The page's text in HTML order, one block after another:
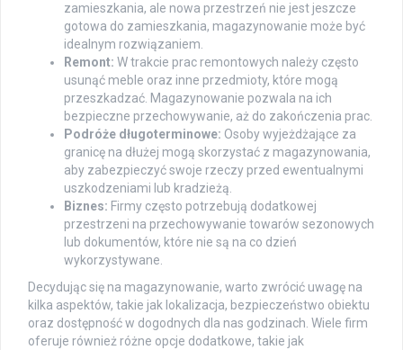
zamieszkania, ale nowa przestrzeń nie jest jeszcze
gotowa do zamieszkania, magazynowanie może być
idealnym rozwiązaniem.
Remont: W trakcie prac remontowych należy często
usunąć meble oraz inne przedmioty, które mogą
przeszkadzać. Magazynowanie pozwala na ich
bezpieczne przechowywanie, aż do zakończenia prac.
Podróże długoterminowe: Osoby wyjeżdżające za
granicę na dłużej mogą skorzystać z magazynowania,
aby zabezpieczyć swoje rzeczy przed ewentualnymi
uszkodzeniami lub kradzieżą.
Biznes: Firmy często potrzebują dodatkowej
przestrzeni na przechowywanie towarów sezonowych
lub dokumentów, które nie są na co dzień
wykorzystywane.
Decydując się na magazynowanie, warto zwrócić uwagę na
kilka aspektów, takie jak lokalizacja, bezpieczeństwo obiektu
oraz dostępność w dogodnych dla nas godzinach. Wiele firm
oferuje również różne opcje dodatkowe, takie jak